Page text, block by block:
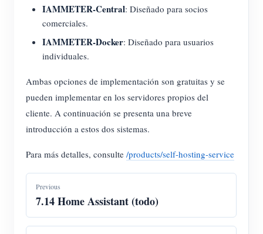
Servicio self-hosting
Cargador EV
Simulador IAMMETER
Sistema de previsión y simulación energética
Tienda
Recursos
Documentación
Comunidad
Programa de contribuidores
Soluciones
IAMMETER-Central: Diseñado para socios
comerciales.
IAMMETER-Docker: Diseñado para usuarios
individuales.
Ambas opciones de implementación son gratuitas y se
pueden implementar en los servidores propios del
cliente. A continuación se presenta una breve
introducción a estos dos sistemas.
Para más detalles, consulte /products/self-hosting-service
Previous
7.14 Home Assistant (todo)